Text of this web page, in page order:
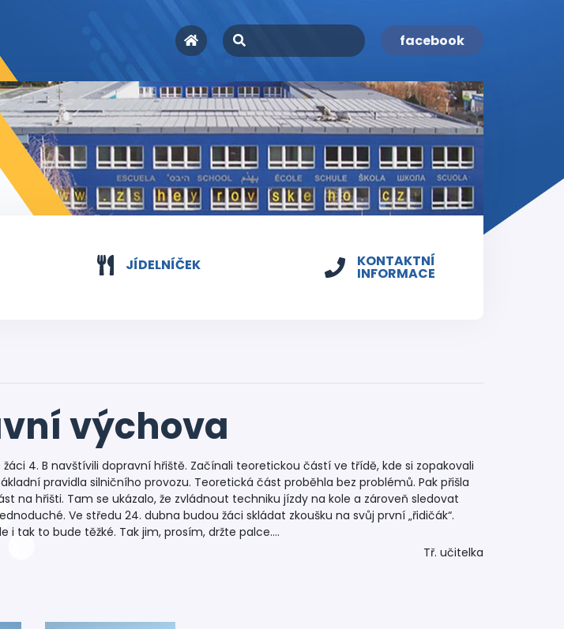
facebook
JÍDELNÍČEK KONTAKTNÍ
INFORMACE
výchova
žáci 4. B navštívili dopravní hřiště. Začínali teoretickou částí ve třídě, kde si zopakovali
pravidla silničního provozu. Teoretická část proběhla bez problémů. Pak přišla
na hřišti. Tam se ukázalo, že zvládnout techniku jízdy na kole a zároveň sledovat
Ve středu 24. dubna budou žáci skládat zkoušku na svůj první „řidičák“.
i tak to bude těžké. Tak jim, prosím, držte palce….
Tř. učitelka